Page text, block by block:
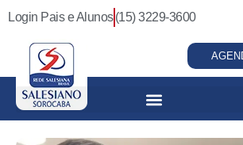
Login Pais e Alunos (15) 3229-3600